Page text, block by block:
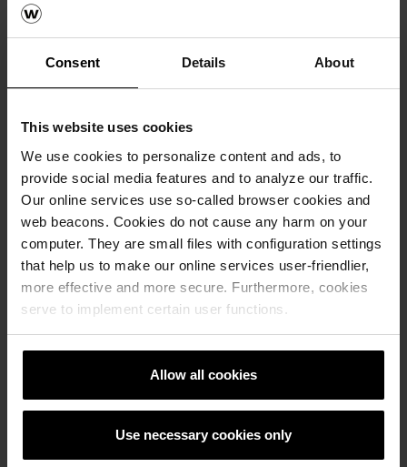
Consent Details About
This website uses cookies
We use cookies to personalize content and ads, to
provide social media features and to analyze our traffic.
Our online services use so-called browser cookies and
web beacons. Cookies do not cause any harm on your
computer. They are small files with configuration settings
that help us to make our online services user-friendlier,
more effective and more secure. Furthermore, cookies
serve to implement certain user functions.
Allow all cookies
Use necessary cookies only
Палети
0,029 бр.
Тежина
Код на производот
678210549
Димензии (ДxШxВ)
50 x 50 x 8 cm
Висина
8 cm
Потрошувачка
4 бр./м²
0,022 бр.
46 кг/бр.